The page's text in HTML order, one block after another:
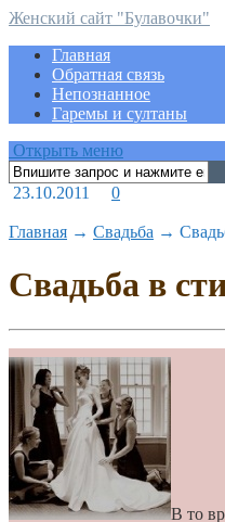
Женский сайт "Булавочки"
Главная
Обратная связь
Непознанное
Гаремы и султаны
Открыть меню
23.10.2011 0
Главная → Свадьба →
Cвадьба в
В то